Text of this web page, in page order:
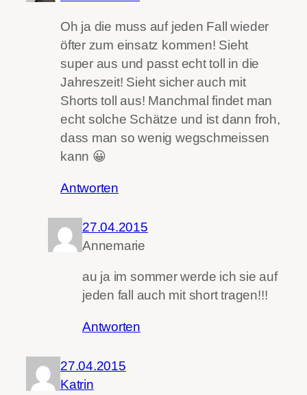
Oh ja die muss auf jeden Fall wieder
öfter zum einsatz kommen! Sieht
super aus und passt echt toll in die
Jahreszeit! Sieht sicher auch mit
Shorts toll aus! Manchmal findet man
echt solche Schätze und ist dann froh,
dass man so wenig wegschmeissen
kann 😀
Antworten
27.04.2015
Annemarie
au ja im sommer werde ich sie auf
jeden fall auch mit short tragen!!!
Antworten
27.04.2015
Katrin